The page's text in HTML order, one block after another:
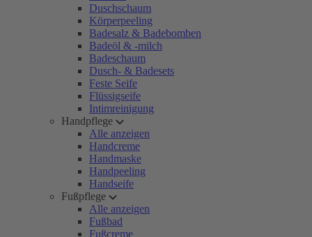
Duschschaum
Körperpeeling
Badesalz & Badebomben
Badeöl & -milch
Badeschaum
Dusch- & Badesets
Feste Seife
Flüssigseife
Intimreinigung
Handpflege
Alle anzeigen
Handcreme
Handmaske
Handpeeling
Handseife
Fußpflege
Alle anzeigen
Fußbad
Fußcreme